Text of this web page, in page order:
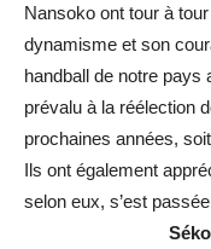
Nansoko ont tour à
dynamisme et son
handball de notre pays
prévalu à la réélection
prochaines années,
Ils ont également
selon eux, s’est